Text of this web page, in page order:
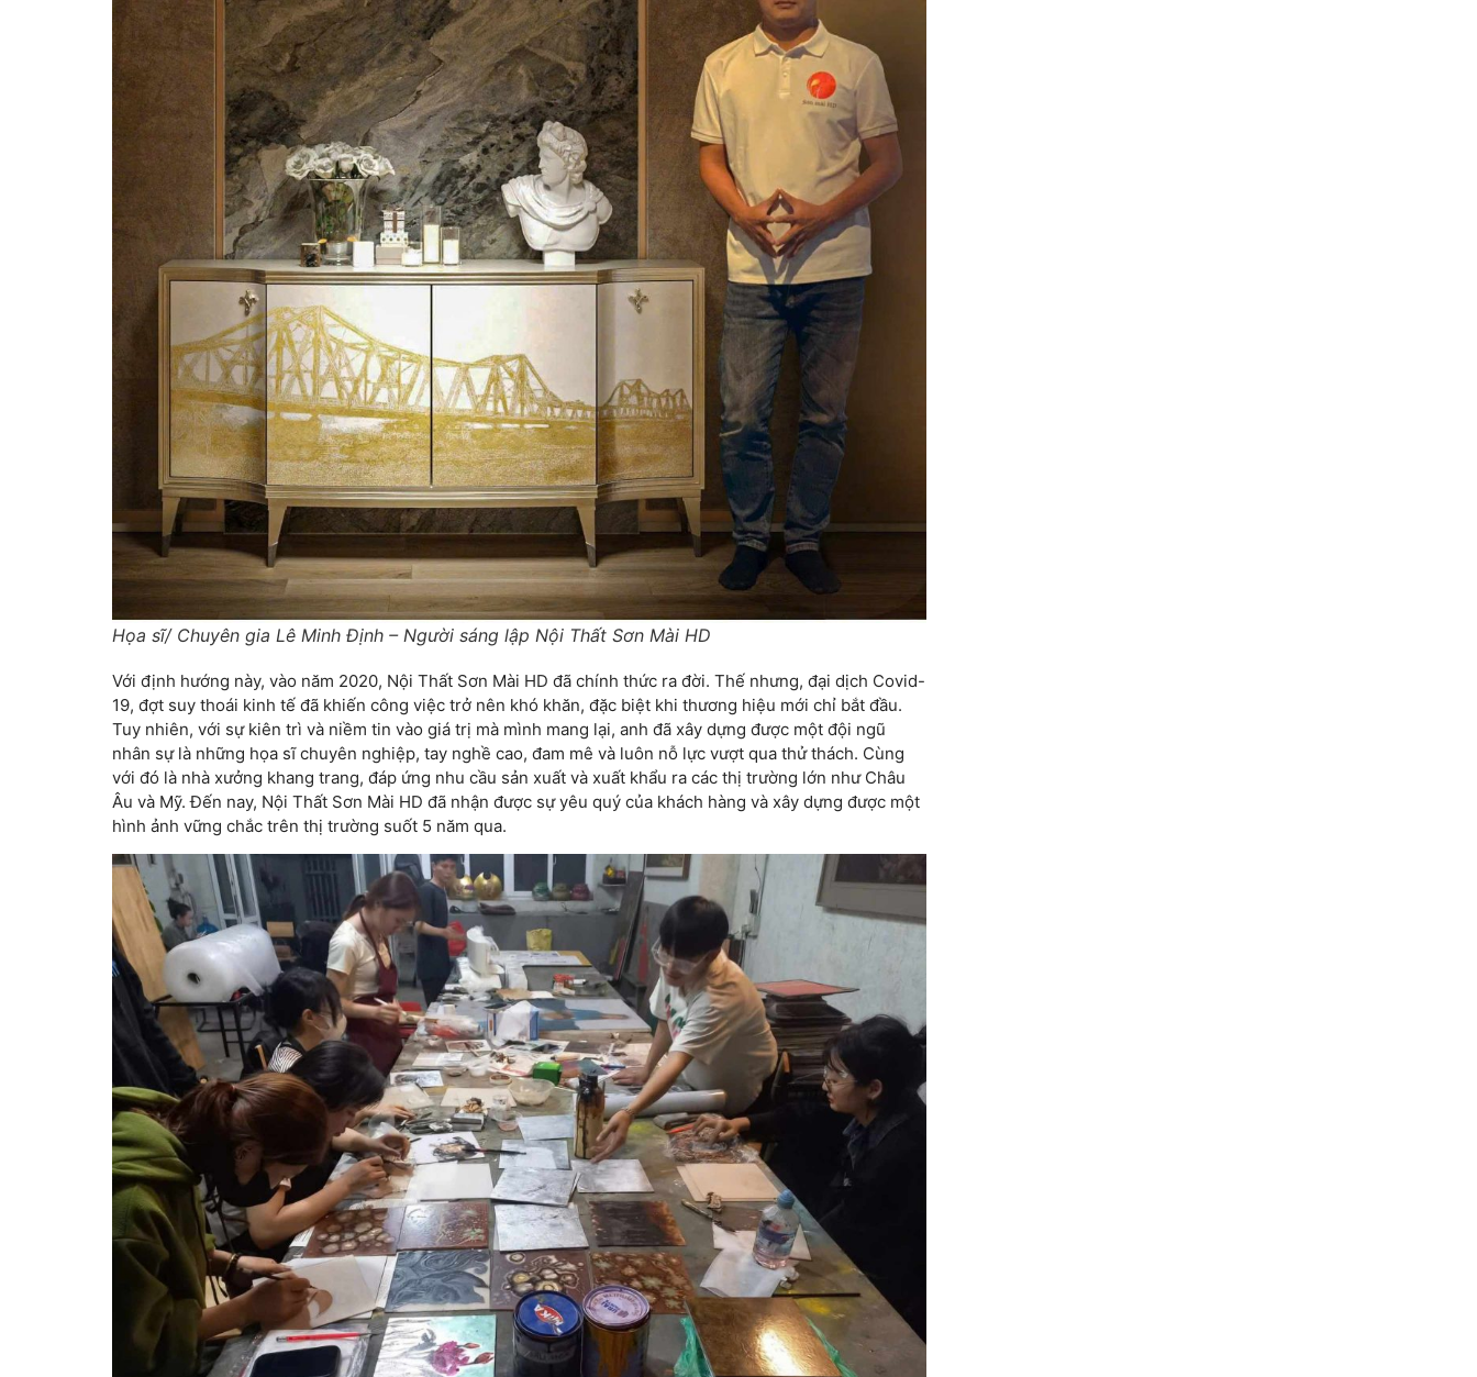
Họa sĩ/ Chuyên gia Lê Minh Định – Người sáng lập Nội Thất Sơn Mài HD
Với định hướng này, vào năm 2020, Nội Thất Sơn Mài HD đã chính thức ra đời. Thế nhưng, đại dịch Covid-
19, đợt suy thoái kinh tế đã khiến công việc trở nên khó khăn, đặc biệt khi thương hiệu mới chỉ bắt đầu.
Tuy nhiên, với sự kiên trì và niềm tin vào giá trị mà mình mang lại, anh đã xây dựng được một đội ngũ
nhân sự là những họa sĩ chuyên nghiệp, tay nghề cao, đam mê và luôn nỗ lực vượt qua thử thách. Cùng
với đó là nhà xưởng khang trang, đáp ứng nhu cầu sản xuất và xuất khẩu ra các thị trường lớn như Châu
Âu và Mỹ. Đến nay, Nội Thất Sơn Mài HD đã nhận được sự yêu quý của khách hàng và xây dựng được một
hình ảnh vững chắc trên thị trường suốt 5 năm qua.